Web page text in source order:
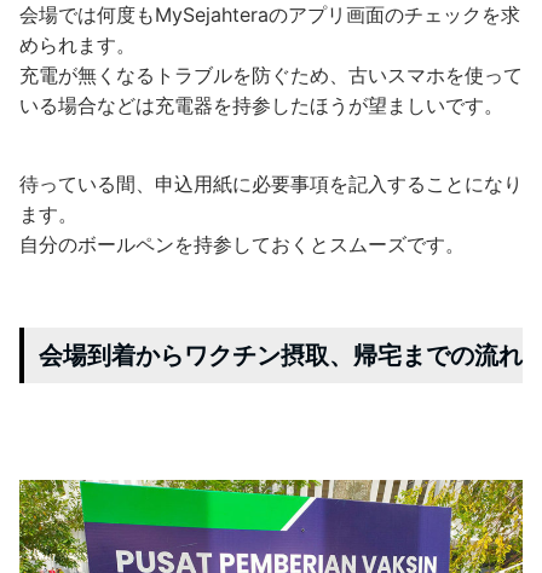
会場では何度もMySejahteraのアプリ画面のチェックを求
められます。
充電が無くなるトラブルを防ぐため、古いスマホを使って
いる場合などは充電器を持参したほうが望ましいです。
待っている間、申込用紙に必要事項を記入することになり
ます。
自分のボールペンを持参しておくとスムーズです。
会場到着からワクチン摂取、帰宅までの流れ